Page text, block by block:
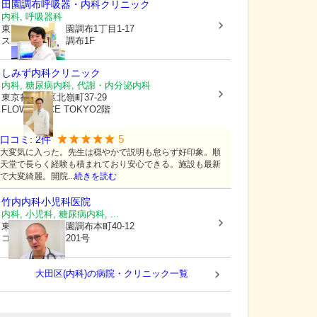
田園調布呼吸器・内科クリニック
内科, 呼吸器科
東京都大田区
田園調布1丁目1-17
ステラート田園調布1F
しみず内科クリニック
内科, 糖尿病内科, 代謝・内分泌内科
東京都大田区北嶺町37-29
FLOW PLACE TOKYO2階
口コミ: 2件 5
大変気に入った。先生は穏やかで説明も怠らず好印象。順
天堂で長らく経験も積まれており安心できる。施設も最新
で大変綺麗。開院...続きを読む
竹内内科小児科医院
内科, 小児科, 糖尿病内科, ...
東京都大田区
田園調布本町40-12
コンド田園調布201号
大田区(内科)の病院・クリニック一覧